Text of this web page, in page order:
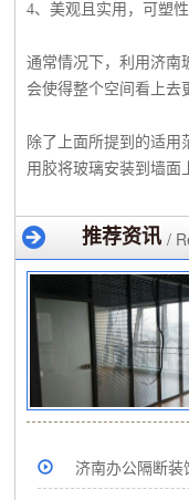
4、美观且实用，可塑
通常情况下，利用济南
会使得整个空间看上去
除了上面所提到的适
用胶将玻璃安装到墙面
推荐资讯 /
济南办公隔断